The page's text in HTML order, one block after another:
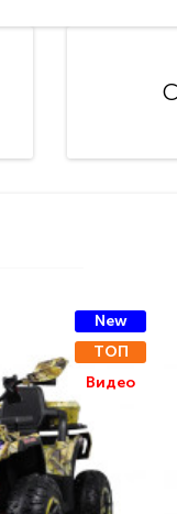
New
ТОП
Видео